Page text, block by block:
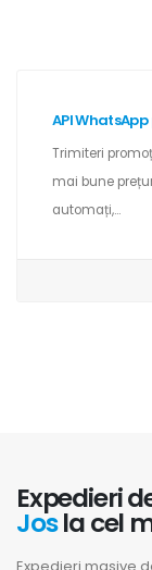
API
Trimiteri
mai bune
automați,...
Expedieri
Josla cel